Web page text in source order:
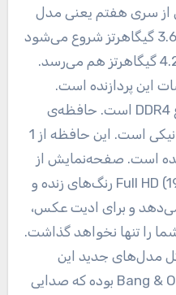
از سری هفتم یعنی مدل
7700 است که فرکانس آن از 3.6 گیگاهرتز شروع می‌شود
و در مواقع کارهای سنگین تا 4.2 گیگاهرتز هم می‌رسد.
این پردازنده است.
حافظه‌ی رم 8 گیگابایتی از نوع DDR4 است. حافظه‌ی
داخلی از نوع حافظه های مکانیکی است. این حافظه از 1
است. صفحه‌نمایش از
نوع IPS و با دقت (Full HD (1920×1080 رنگ‌های زنده و
می‌دهد و برای ادیت عکس،
را تنها نخواهد گذاشت.
مدل‌های جدید این
شرکت ساخت کمپانی Bang & Olufsen بوده که صدایی